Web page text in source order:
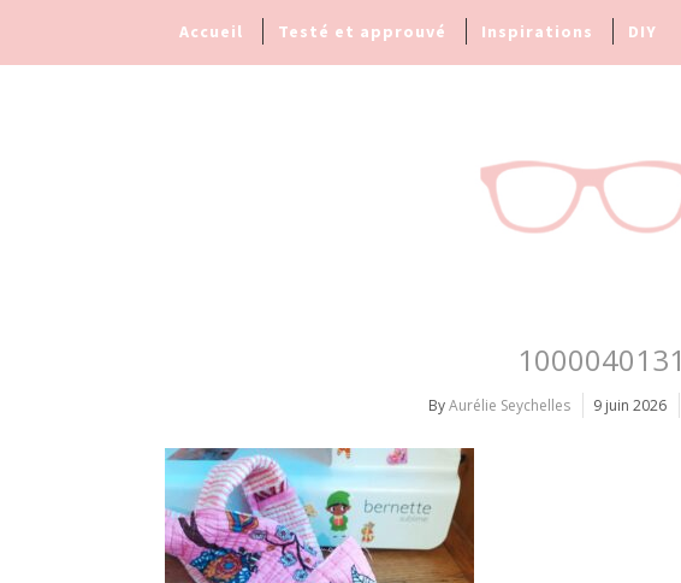
Accueil Testé et approuvé Inspirations DIY
1000040131
ByAurélie Seychelles 9 juin 2026